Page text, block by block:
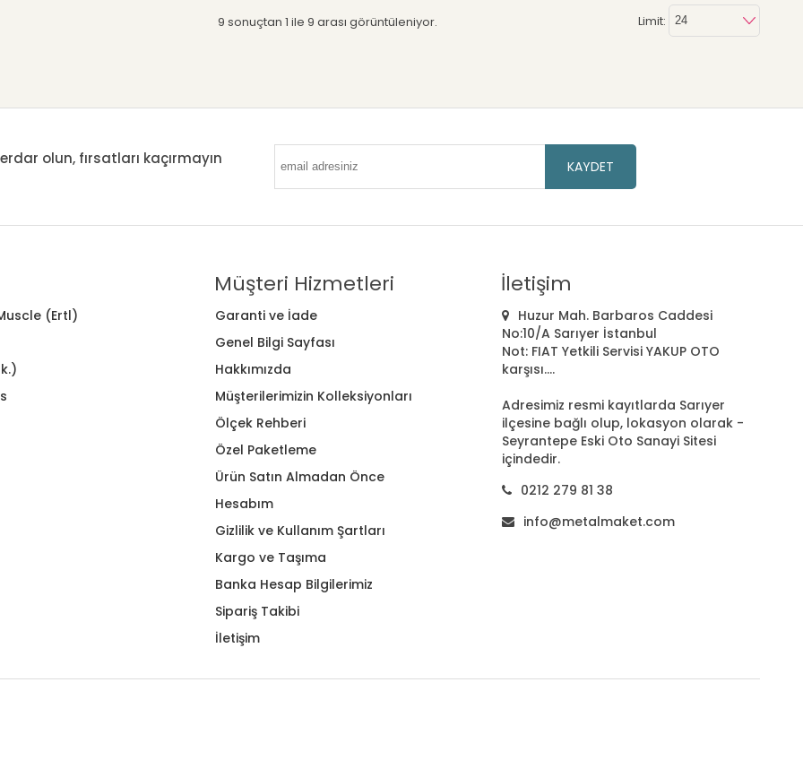
Limit:
9 sonuçtan 1 ile 9 arası görüntüleniyor.
olun, fırsatları kaçırmayın
KAYDET
(Ertl)
Müşteri Hizmetleri
Garanti ve İade
Genel Bilgi Sayfası
Hakkımızda
Müşterilerimizin Kolleksiyonları
Ölçek Rehberi
Özel Paketleme
Ürün Satın Almadan Önce
Hesabım
Gizlilik ve Kullanım Şartları
Kargo ve Taşıma
Banka Hesap Bilgilerimiz
Sipariş Takibi
İletişim
İletişim
Huzur Mah. Barbaros Caddesi
No:10/A Sarıyer İstanbul
Not: FIAT Yetkili Servisi YAKUP OTO
karşısı....
Adresimiz resmi kayıtlarda Sarıyer
ilçesine bağlı olup, lokasyon olarak -
Seyrantepe Eski Oto Sanayi Sitesi
içindedir.
0212 279 81 38
info@metalmaket.com